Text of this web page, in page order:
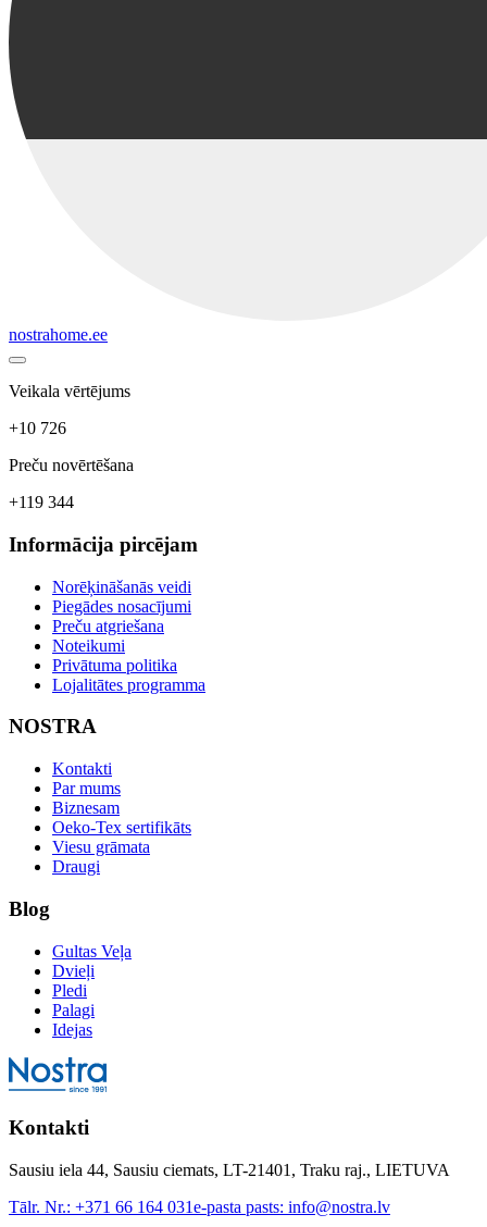
nostrahome.ee
Veikala vērtējums
+10 726
Preču novērtēšana
+119 344
Informācija pircējam
Norēķināšanās veidi
Piegādes nosacījumi
Preču atgriešana
Noteikumi
Privātuma politika
Lojalitātes programma
NOSTRA
Kontakti
Par mums
Biznesam
Oeko-Tex sertifikāts
Viesu grāmata
Draugi
Blog
Gultas Veļa
Dvieļi
Pledi
Palagi
Idejas
Kontakti
Sausiu iela 44, Sausiu ciemats, LT-21401, Traku raj., LIETUVA
Tālr. Nr.: +371 66 164 031e-pasta pasts: info@nostra.lv